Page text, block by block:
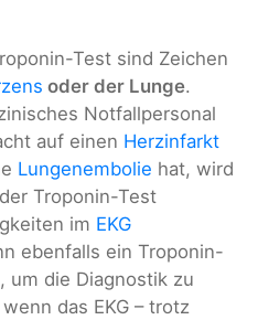
Test sind Zeichen
oder der Lunge.
Notfallpersonal
auf einen Herzinfarkt
Lungenembolie hat, wird
Troponin-Test
im EKG
ebenfalls ein Troponin-
um die Diagnostik zu
das EKG – trotz